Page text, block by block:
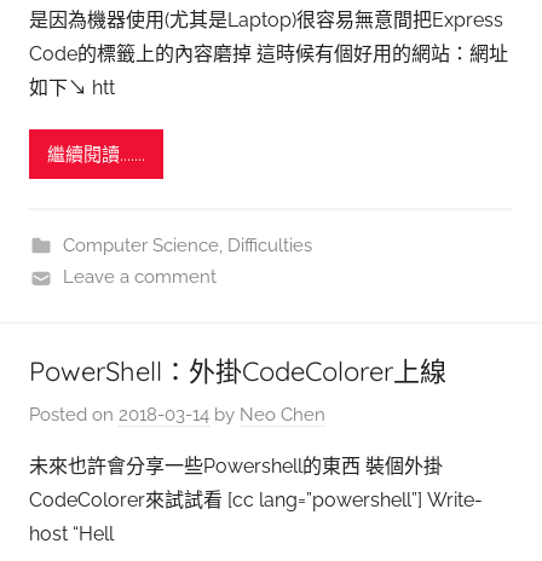
是因為機器使用(尤其是Laptop)很容易無意間把Express
Code的標籤上的內容磨掉 這時候有個好用的網站：網址
如下↘ htt
繼續閱讀.......
Computer Science, Difficulties
Leave a comment
PowerShell：外掛CodeColorer上線
Posted on 2018-03-14 by Neo Chen
未來也許會分享一些Powershell的東西 裝個外掛
CodeColorer來試試看 [cc lang=”powershell”] Write-
host “Hell